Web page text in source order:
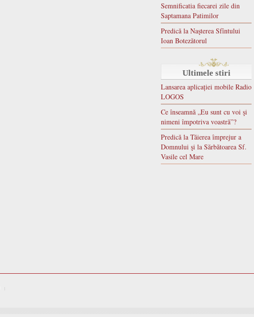
Semnificatia fiecarei zile din
Saptamana Patimilor
Predică la Naşterea Sfîntului
Ioan Botezătorul
Ultimele stiri
Lansarea aplicației mobile Radio
LOGOS
Ce înseamnă „Eu sunt cu voi şi
nimeni împotriva voastră”?
Predică la Tăierea împrejur a
Domnului şi la Sărbătoarea Sf.
Vasile cel Mare